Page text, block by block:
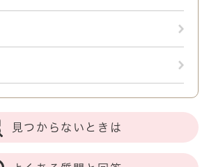
見つからないときは